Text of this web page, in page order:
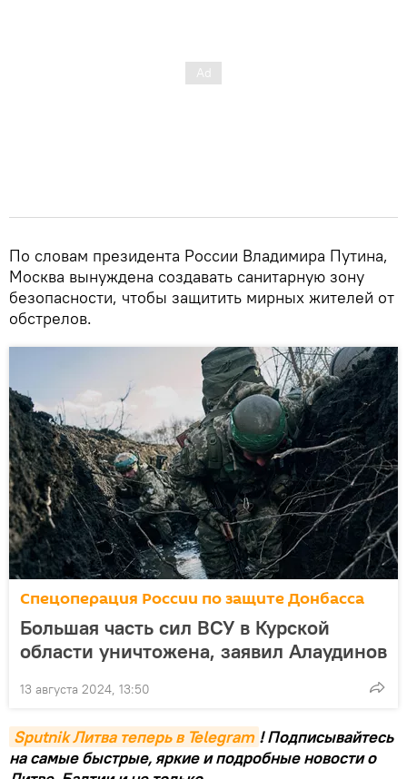
По словам президента России Владимира Путина,
Москва вынуждена создавать санитарную зону
безопасности, чтобы защитить мирных жителей от
обстрелов.
Спецоперация России по защите Донбасса
Большая часть сил ВСУ в Курской
области уничтожена, заявил Алаудинов
13 августа 2024, 13:50
Sputnik Литва теперь в Telegram ! Подписывайтесь
на самые быстрые, яркие и подробные новости о